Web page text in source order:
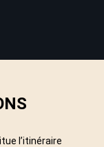
l’itinéraire